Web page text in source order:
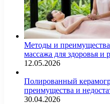
Методы и преимущества
массажа для здоровья и
12.05.2026
Полированный
преимущества и
30.04.2026